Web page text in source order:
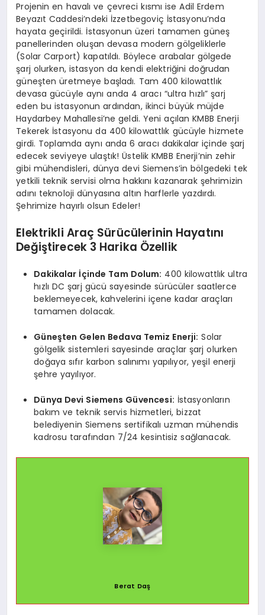
Projenin en havalı ve çevreci kısmı ise Adil Erdem
Beyazıt Caddesi’ndeki İzzetbegoviç İstasyonu’nda
hayata geçirildi. İstasyonun üzeri tamamen güneş
panellerinden oluşan devasa modern gölgeliklerle
(Solar Carport) kapatıldı. Böylece arabalar gölgede
şarj olurken, istasyon da kendi elektriğini doğrudan
güneşten üretmeye başladı. Tam 400 kilowattlık
devasa gücüyle aynı anda 4 aracı “ultra hızlı” şarj
eden bu istasyonun ardından, ikinci büyük müjde
Haydarbey Mahallesi’ne geldi. Yeni açılan KMBB Enerji
Tekerek İstasyonu da 400 kilowattlık gücüyle hizmete
girdi. Toplamda aynı anda 6 aracı dakikalar içinde şarj
edecek seviyeye ulaştık! Üstelik KMBB Enerji’nin zehir
gibi mühendisleri, dünya devi Siemens’in bölgedeki tek
yetkili teknik servisi olma hakkını kazanarak şehrimizin
adını teknoloji dünyasına altın harflerle yazdırdı.
Şehrimize hayırlı olsun Edeler!
Elektrikli Araç Sürücülerinin Hayatını
Değiştirecek 3 Harika Özellik
Dakikalar İçinde Tam Dolum: 400 kilowattlık ultra
hızlı DC şarj gücü sayesinde sürücüler saatlerce
beklemeyecek, kahvelerini içene kadar araçları
tamamen dolacak.
Güneşten Gelen Bedava Temiz Enerji: Solar
gölgelik sistemleri sayesinde araçlar şarj olurken
doğaya sıfır karbon salınımı yapılıyor, yeşil enerji
şehre yayılıyor.
Dünya Devi Siemens Güvencesi: İstasyonların
bakım ve teknik servis hizmetleri, bizzat
belediyenin Siemens sertifikalı uzman mühendis
kadrosu tarafından 7/24 kesintisiz sağlanacak.
Berat Daş